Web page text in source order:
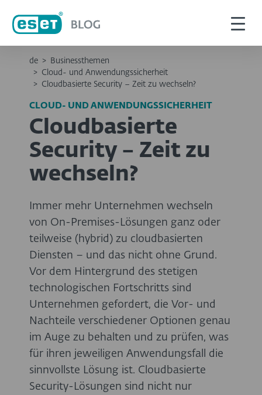
de >
Businessthemen
> Cloud- und Anwendungssicherheit
> Cloudbasierte Security – Zeit zu wechseln?
CLOUD- UND ANWENDUNGSSICHERHEIT
Cloudbasierte
Security – Zeit zu
wechseln?
Immer mehr Unternehmen wechseln
von On-Premises-Lösungen ganz oder
teilweise (hybrid) zu cloudbasierten
Diensten – und das nicht ohne Grund.
Vor dem Hintergrund des stetigen
technologischen Fortschritts sind
Unternehmen gefordert, die Vor- und
Nachteile verschiedener Optionen genau
im Auge zu behalten und zu prüfen, was
für ihren jeweiligen Anwendungsfall die
sinnvollste Lösung ist. Cloudbasierte
Security-Lösungen sind nicht nur